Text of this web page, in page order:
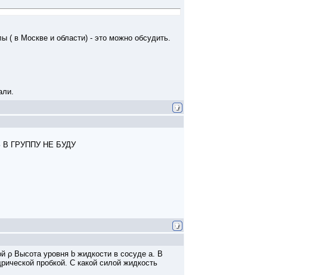
( в Москве и области) - это можно обсудить.
ГРУППУ НЕ БУДУ
ρ Высота уровня b жидкости в сосуде а. В
пробкой. С какой силой жидкость